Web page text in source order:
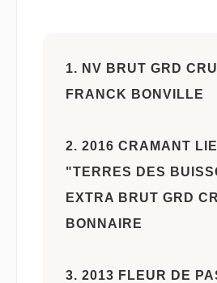
1. NV BRUT GRD CRU
FRANCK BONVILLE
2. 2016 CRAMANT
"TERRES DES
EXTRA BRUT GRD
BONNAIRE
3. 2013 FLEUR DE